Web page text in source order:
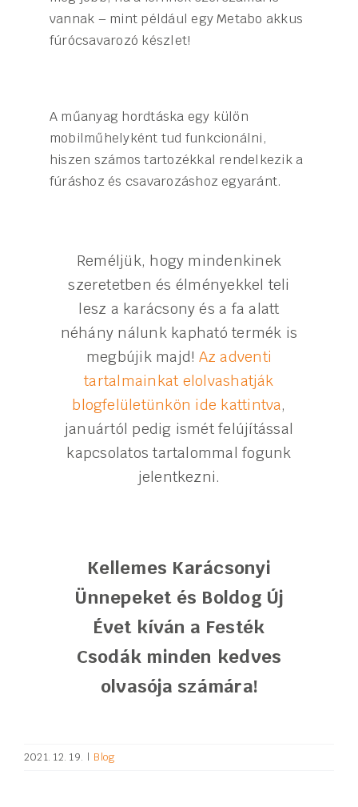
vannak – mint például egy Metabo akkus
fúrócsavarozó készlet!
A műanyag hordtáska egy külön
mobilműhelyként tud funkcionálni,
hiszen számos tartozékkal rendelkezik a
fúráshoz és csavarozáshoz egyaránt.
Reméljük, hogy mindenkinek
szeretetben és élményekkel teli
lesz a karácsony és a fa alatt
néhány nálunk kapható termék is
megbújik majd! Az adventi
tartalmainkat elolvashatják
blogfelületünkön ide kattintva,
januártól pedig ismét felújítással
kapcsolatos tartalommal fogunk
jelentkezni.
Kellemes Karácsonyi
Ünnepeket és Boldog Új
Évet kíván a Festék
Csodák minden kedves
olvasója számára!
2021. 12. 19. | Blog